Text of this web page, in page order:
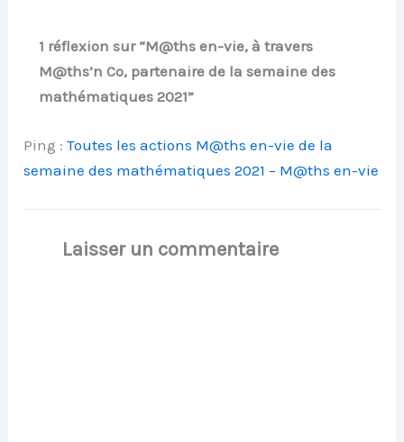
1 réflexion sur “M@ths en-vie, à travers
M@ths’n Co, partenaire de la semaine des
mathématiques 2021”
Ping :Toutes les actions M@ths en-vie de la
semaine des mathématiques 2021 – M@ths en-vie
Laisser un commentaire